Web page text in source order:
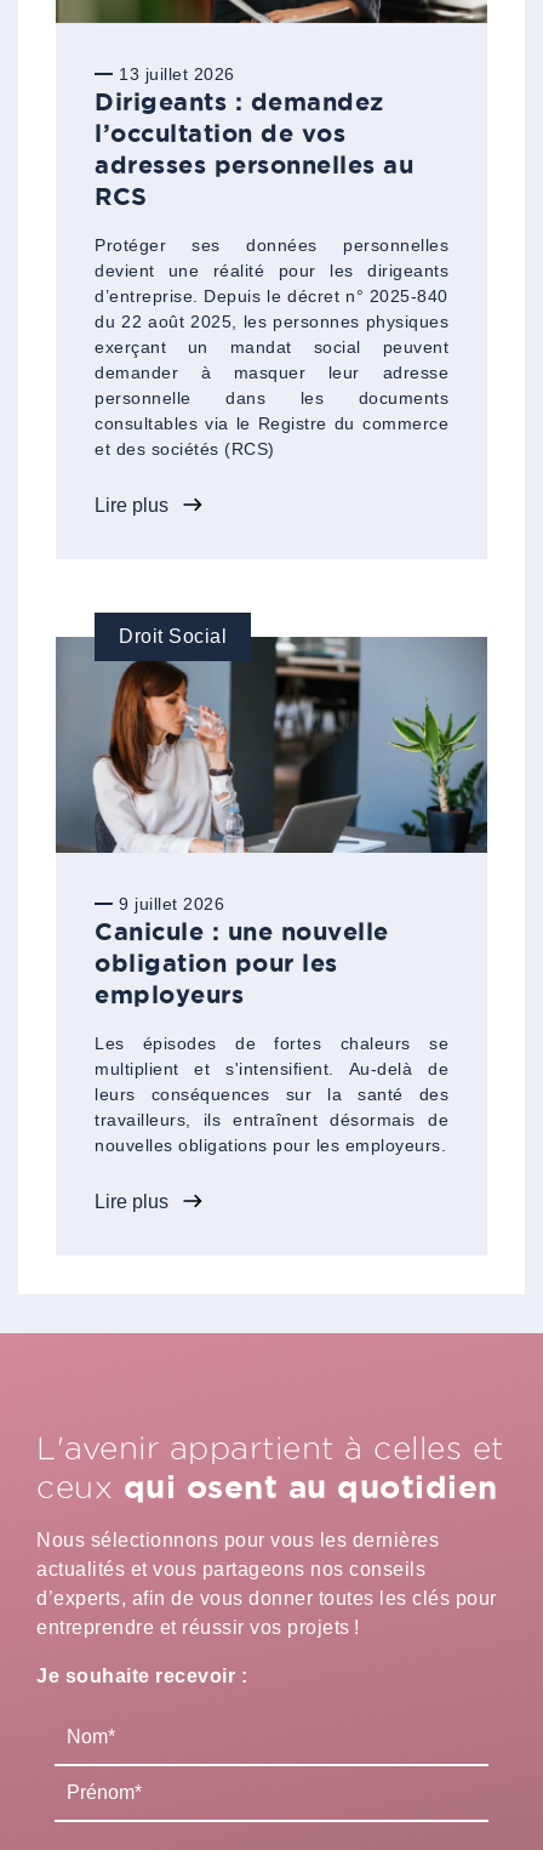
13 juillet 2026
Dirigeants : demandez
l’occultation de vos
adresses personnelles au
RCS
Protéger ses données personnelles
devient une réalité pour les dirigeants
d’entreprise. Depuis le décret n° 2025-840
du 22 août 2025, les personnes physiques
exerçant un mandat social peuvent
demander à masquer leur adresse
personnelle dans les documents
consultables via le Registre du commerce
et des sociétés (RCS)
Lire plus
Droit Social
9 juillet 2026
Canicule : une nouvelle
obligation pour les
employeurs
Les épisodes de fortes chaleurs se
multiplient et s'intensifient. Au-delà de
leurs conséquences sur la santé des
travailleurs, ils entraînent désormais de
nouvelles obligations pour les employeurs.
Lire plus
L'avenir appartient à celles et
ceux qui osent au quotidien
Nous sélectionnons pour vous les dernières
actualités et vous partageons nos conseils
d’experts, afin de vous donner toutes les clés pour
entreprendre et réussir vos projets !
Je souhaite recevoir :